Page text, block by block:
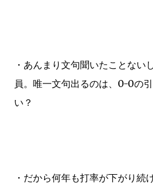
・あんまり文句聞いたことない
員。唯一文句出るのは、0-0の
い？
・だから何年も打率が下がり続